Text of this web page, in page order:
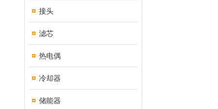
接头
滤芯
热电偶
冷却器
储能器